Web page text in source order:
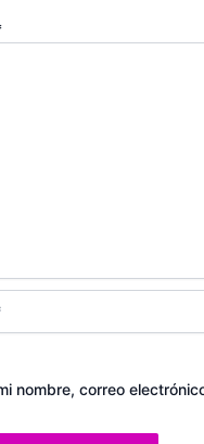
nombre, correo